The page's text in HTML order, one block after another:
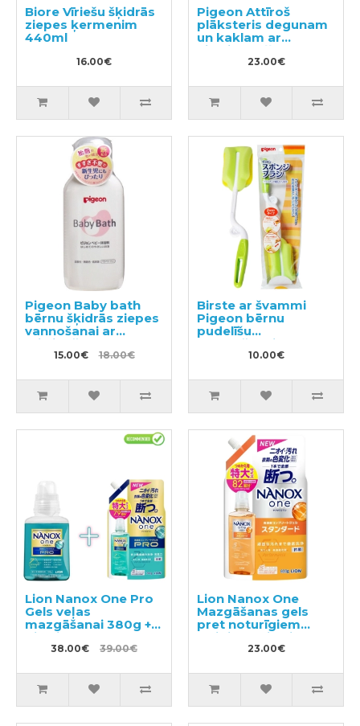
Biore Vīriešu šķidrās
ziepes ķermenim
440ml
16.00€
Pigeon Attīroš
plāksteris degunam
un kaklam ar
eikalipta eļļu no 6+
mēnešiem 14gab
23.00€
Pigeon Baby bath
bērnu šķidrās ziepes
vannošanai ar
mitrinošo efektu un
apelsīnu aromātu
15.00€ 18.00€
Birste ar švammi
Pigeon bērnu
pudelīšu
mazgāšanai, 1gb.
10.00€
Lion Nanox One Pro
Gels veļas
mazgāšanai 380g +
pildviela 790g
38.00€ 39.00€
Lion Nanox One
Mazgāšanas gels
pret noturīgiem
traipiem, pildviela
23.00€